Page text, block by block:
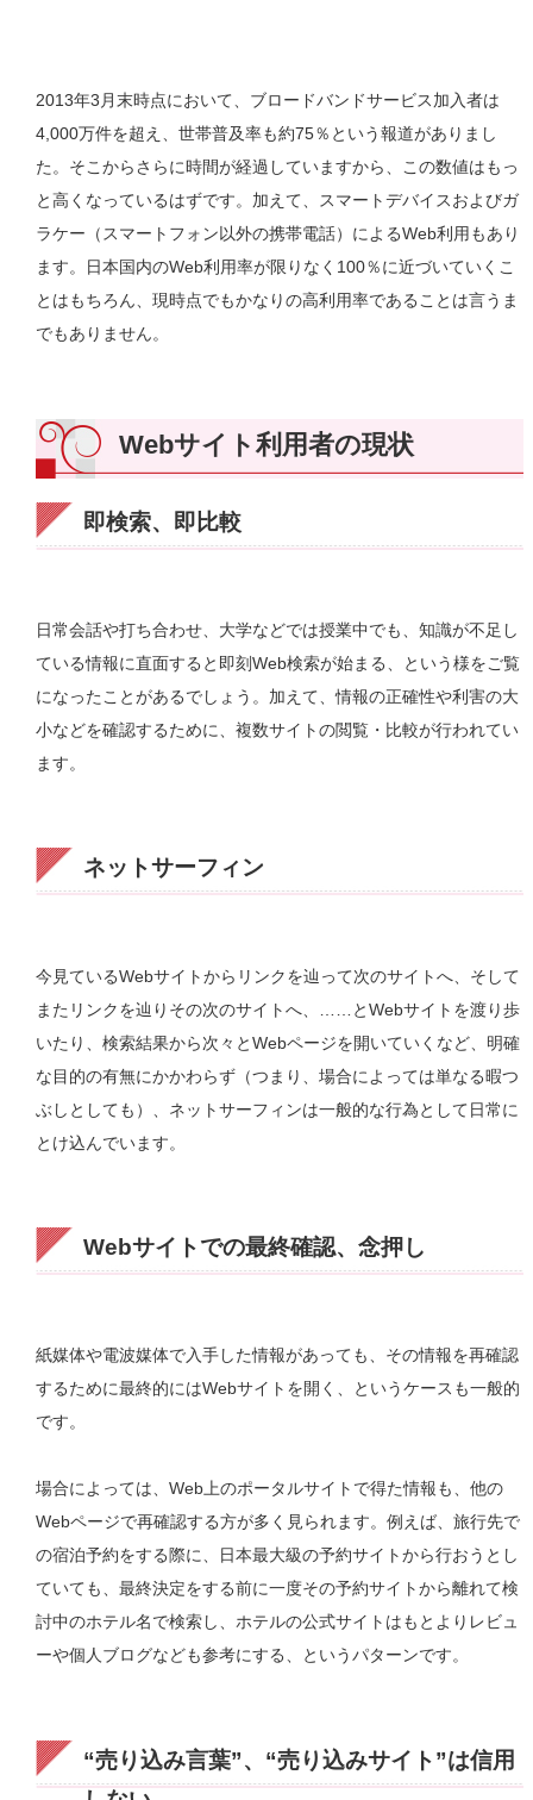
2013年3月末時点において、ブロードバンドサービス加入者は
4,000万件を超え、世帯普及率も約75％という報道がありまし
た。そこからさらに時間が経過していますから、この数値はもっ
と高くなっているはずです。加えて、スマートデバイスおよびガ
ラケー（スマートフォン以外の携帯電話）によるWeb利用もあり
ます。日本国内のWeb利用率が限りなく100％に近づいていくこ
とはもちろん、現時点でもかなりの高利用率であることは言うま
でもありません。
Webサイト利用者の現状
即検索、即比較
日常会話や打ち合わせ、大学などでは授業中でも、知識が不足し
ている情報に直面すると即刻Web検索が始まる、という様をご覧
になったことがあるでしょう。加えて、情報の正確性や利害の大
小などを確認するために、複数サイトの閲覧・比較が行われてい
ます。
ネットサーフィン
今見ているWebサイトからリンクを辿って次のサイトへ、そして
またリンクを辿りその次のサイトへ、……とWebサイトを渡り歩
いたり、検索結果から次々とWebページを開いていくなど、明確
な目的の有無にかかわらず（つまり、場合によっては単なる暇つ
ぶしとしても）、ネットサーフィンは一般的な行為として日常に
とけ込んでいます。
Webサイトでの最終確認、念押し
紙媒体や電波媒体で入手した情報があっても、その情報を再確認
するために最終的にはWebサイトを開く、というケースも一般的
です。
場合によっては、Web上のポータルサイトで得た情報も、他の
Webページで再確認する方が多く見られます。例えば、旅行先で
の宿泊予約をする際に、日本最大級の予約サイトから行おうとし
ていても、最終決定をする前に一度その予約サイトから離れて検
討中のホテル名で検索し、ホテルの公式サイトはもとよりレビュ
ーや個人ブログなども参考にする、というパターンです。
“売り込み言葉”、“売り込みサイト”は信用